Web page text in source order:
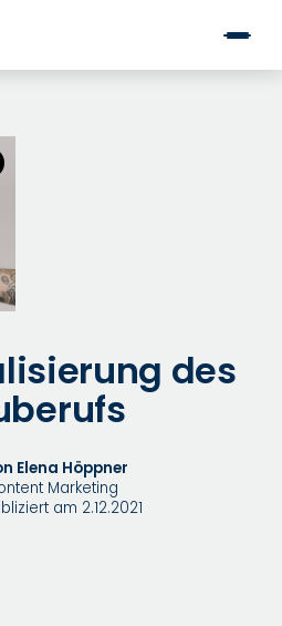
des
Elena Höppner
Marketing
am 2.12.2021